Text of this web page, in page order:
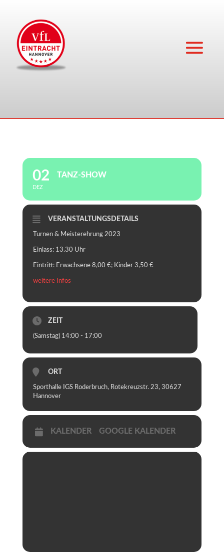
02
DEZ
TANZ-SHOW
VERANSTALTUNGSDETAILS
Turnen & Meisterehrung 2023
Einlass: 13.30 Uhr
Eintritt: Erwachsene 8,00 €; Kinder 3,50 €
weitere Infos
ZEIT
(Samstag) 14:00 - 17:00
ORT
Sporthalle IGS Roderbruch, Rotekreuzstr. 23, 30627
Hannover
KALENDER GOOGLE KALENDER